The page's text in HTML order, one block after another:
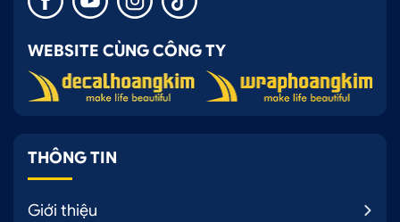
WEBSITE CÙNG CÔNG TY
THÔNG TIN
Giới thiệu